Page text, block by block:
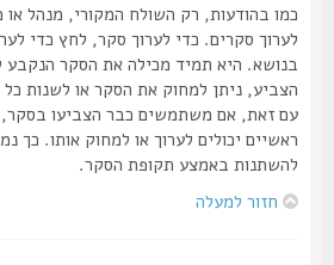
כמו בהודעות, רק השולח המקורי, מנהל או מנהל
לערוך סקרים. כדי לערוך סקר, לחץ כדי לערוך
בנושא. היא תמיד מכילה את הסקר הנקבע
הצביע, ניתן למחוק את הסקר או לשנות כל
עם זאת, אם משתמשים כבר הצביעו בסקר, רק
ראשיים יכולים לערוך או למחוק אותו. כך נמנע
להשתנות באמצע תקופת הסקר.
חזור למעלה